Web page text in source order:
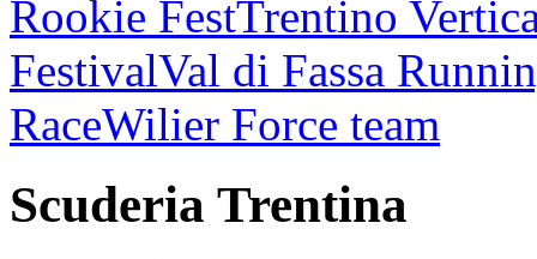
Rookie FestTrentino
FestivalVal di Fassa
RaceWilier Force team
Scuderia Trentina